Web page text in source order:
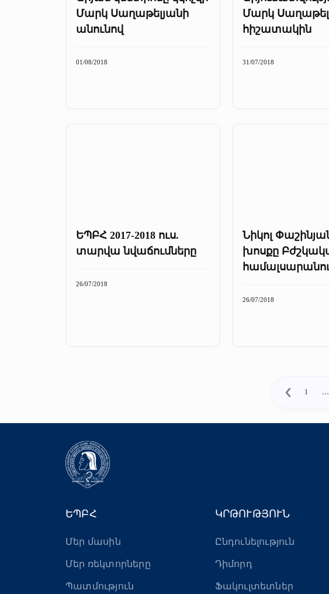
Մարկ Սաղաթելյանի
անունով
01/08/2018
Մարկ
հիշատակին
31/07/2018
ԵՊԲՀ 2017-2018 ուս.
տարվա նվաճումները
26/07/2018
Նիկոլ
խոսքը
26/07/2018
1 …
ԵՊԲՀ
Մեր մասին
Մեր ռեկտորները
Պատմություն
ԿՐԹՈՒԹՅՈՒՆ
Ընդունելություն
Դիմորդ
Ֆակուլտետներ